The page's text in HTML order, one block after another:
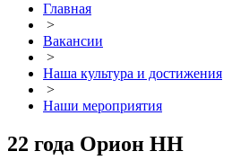
Главная
>
Вакансии
>
Наша культура и достижения
>
Наши мероприятия
22 года Орион НН